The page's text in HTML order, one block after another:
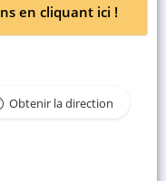
en cliquant ici !
Obtenir la direction